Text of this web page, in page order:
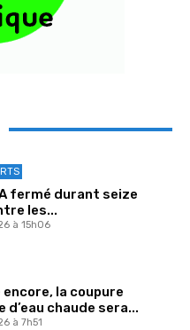
A fermé durant seize
les...
à 15h06
la coupure
d’eau chaude sera...
à 7h51